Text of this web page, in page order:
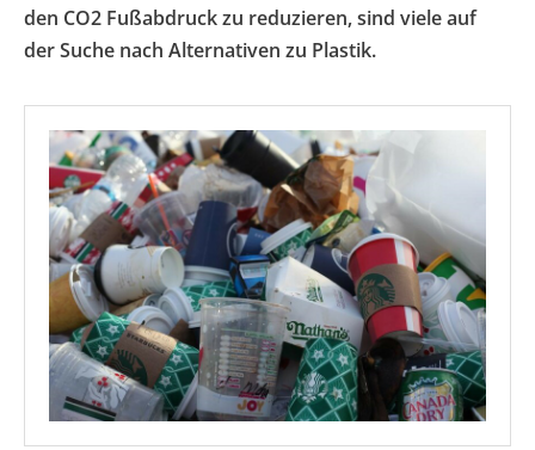
den CO2 Fußabdruck zu reduzieren, sind viele auf
der Suche nach Alternativen zu Plastik.